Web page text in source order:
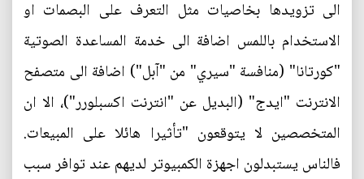
الى تزويدها بخاصيات مثل التعرف على البصمات او
الاستخدام باللمس اضافة الى خدمة المساعدة الصوتية
"كورتانا" (منافسة "سيري" من "آبل") اضافة الى متصفح
الانترنت "ايدج" (البديل عن "انترنت اكسبلورر")، الا ان
المتخصصين لا يتوقعون "تأثيرا هائلا على المبيعات.
فالناس يستبدلون اجهزة الكمبيوتر لديهم عند توافر سبب